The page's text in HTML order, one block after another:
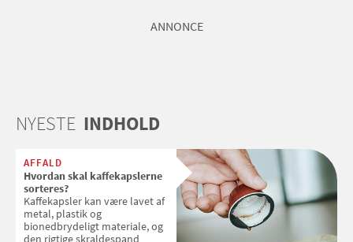
ANNONCE
NYESTE INDHOLD
AFFALD
Hvordan skal kaffekapslerne
sorteres?
Kaffekapsler kan være lavet af
metal, plastik og
bionedbrydeligt materiale, og
den rigtige skraldespand